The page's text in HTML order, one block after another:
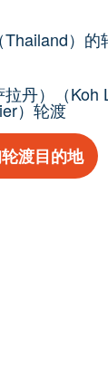
）的
丹）（Koh
）轮渡
渡目的地